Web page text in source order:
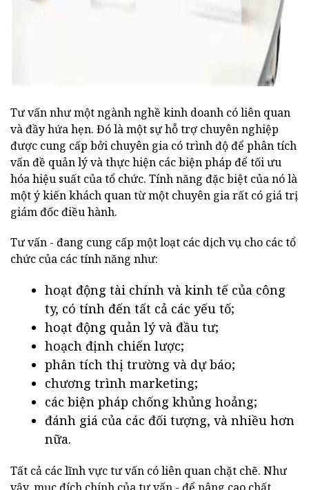
Tư vấn như một ngành nghề kinh doanh có liên quan
và đầy hứa hẹn. Đó là một sự hỗ trợ chuyên nghiệp
được cung cấp bởi chuyên gia có trình độ để phân tích
vấn đề quản lý và thực hiện các biện pháp để tối ưu
hóa hiệu suất của tổ chức. Tính năng đặc biệt của nó là
một ý kiến khách quan từ một chuyên gia rất có giá trị
giám đốc điều hành.
Tư vấn - đang cung cấp một loạt các dịch vụ cho các tổ
chức của các tính năng như:
hoạt động tài chính và kinh tế của công
ty, có tính đến tất cả các yếu tố;
hoạt động quản lý và đầu tư;
hoạch định chiến lược;
phân tích thị trường và dự báo;
chương trình marketing;
các biện pháp chống khủng hoảng;
đánh giá của các đối tượng, và nhiều hơn
nữa.
Tất cả các lĩnh vực tư vấn có liên quan chặt chẽ. Như